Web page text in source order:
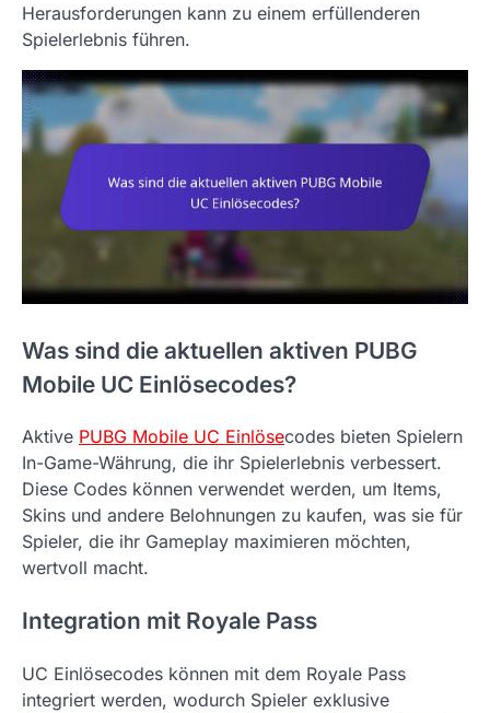
Herausforderungen kann zu einem erfüllenderen
Spielerlebnis führen.
Was sind die aktuellen aktiven PUBG
Mobile UC Einlösecodes?
Aktive PUBG Mobile UC Einlösecodes bieten Spielern
In-Game-Währung, die ihr Spielerlebnis verbessert.
Diese Codes können verwendet werden, um Items,
Skins und andere Belohnungen zu kaufen, was sie für
Spieler, die ihr Gameplay maximieren möchten,
wertvoll macht.
Integration mit Royale Pass
UC Einlösecodes können mit dem Royale Pass
integriert werden, wodurch Spieler exklusive